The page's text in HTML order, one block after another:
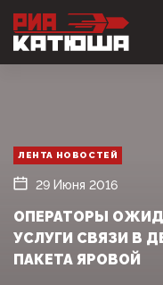
ЛЕНТА НОВОСТЕЙ
29 Июня 2016
ОПЕРАТОРЫ
УСЛУГИ СВЯЗИ В
ПАКЕТА ЯРОВОЙ